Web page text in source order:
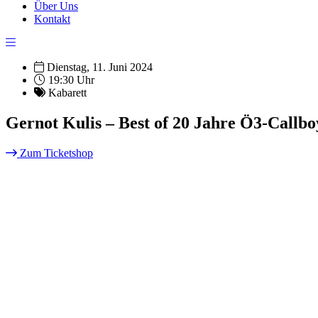
Über Uns
Kontakt
Dienstag, 11. Juni 2024
19:30 Uhr
Kabarett
Gernot Kulis – Best of 20 Jahre Ö3-
Zum Ticketshop